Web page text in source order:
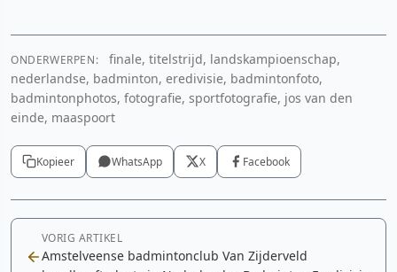
YouTube video
Cookie-instellingen aanpassen
ONDERWERPEN:
finale, titelstrijd, landskampioenschap,
nederlandse, badminton, eredivisie, badmintonfoto,
badmintonphotos, fotografie, sportfotografie, jos van den
einde, maaspoort
Kopieer WhatsApp X Facebook
VORIG ARTIKEL
Amstelveense badmintonclub Van Zijderveld